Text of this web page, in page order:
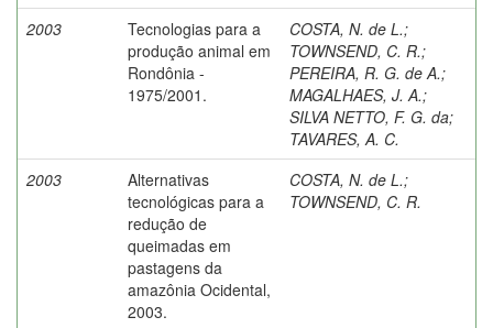
2003
Tecnologias para a
produção animal em
Rondônia -
1975/2001.
COSTA, N. de L.;
TOWNSEND, C. R.;
PEREIRA, R. G. de A.;
MAGALHAES, J. A.;
SILVA NETTO, F. G. da;
TAVARES, A. C.
2003
Alternativas
tecnológicas para a
redução de
queimadas em
pastagens da
amazônia Ocidental,
2003.
COSTA, N. de L.;
TOWNSEND, C. R.